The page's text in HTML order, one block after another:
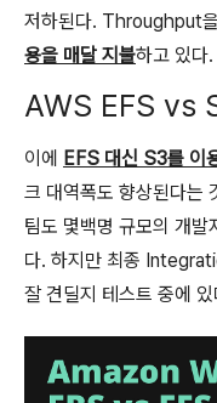
저하된다. Throughput
용을 매달 지불하고 있다.
AWS EFS vs
이에 EFS 대신 S3를 이
크 대역폭도 향상된다는
팀도 몇백명 규모의 개발
다. 하지만 최종
잘 견딜지 테스트 중에 있